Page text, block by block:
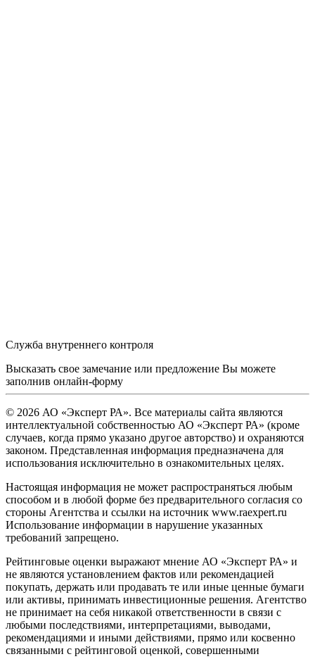
Служба внутреннего контроля
Высказать свое замечание или предложение Вы можете
заполнив онлайн-форму
© 2026 АО «Эксперт РА». Все материалы сайта являются
интеллектуальной собственностью АО «Эксперт РА» (кроме
случаев, когда прямо указано другое авторство) и охраняются
законом. Представленная информация предназначена для
использования исключительно в ознакомительных целях.
Настоящая информация не может распространяться любым
способом и в любой форме без предварительного согласия со
стороны Агентства и ссылки на источник www.raexpert.ru
Использование информации в нарушение указанных
требований запрещено.
Рейтинговые оценки выражают мнение АО «Эксперт РА» и
не являются установлением фактов или рекомендацией
покупать, держать или продавать те или иные ценные бумаги
или активы, принимать инвестиционные решения. Агентство
не принимает на себя никакой ответственности в связи с
любыми последствиями, интерпретациями, выводами,
рекомендациями и иными действиями, прямо или косвенно
связанными с рейтинговой оценкой, совершенными